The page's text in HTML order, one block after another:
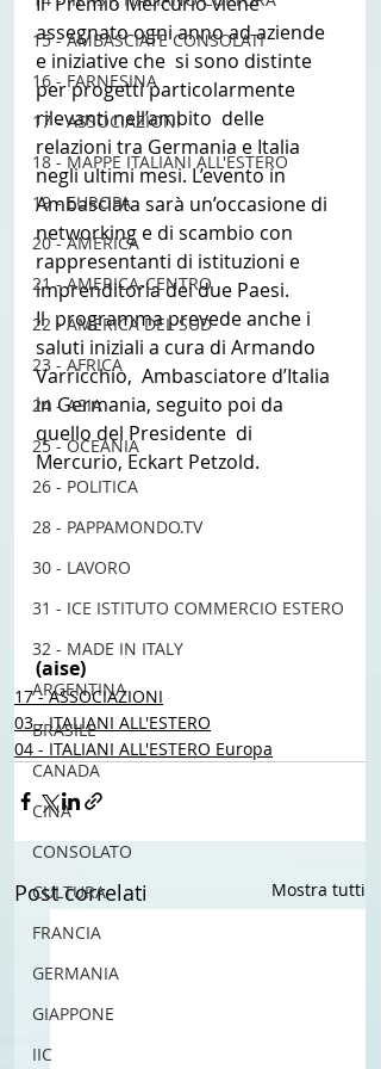
15 - AMBASCIATE CONSOLATI
16 - FARNESINA
17 - ASSOCIAZIONI
18 - MAPPE ITALIANI ALL'ESTERO
19 - EUROPA
20 - AMERICA
21 - AMERICA-CENTRO
22 - AMERICA DEL SUD
23 - AFRICA
24 - ASIA
25 - OCEANIA
26 - POLITICA
28 - PAPPAMONDO.TV
30 - LAVORO
31 - ICE ISTITUTO COMMERCIO ESTERO
32 - MADE IN ITALY
ARGENTINA
BRASILE
CANADA
CINA
CONSOLATO
CULTURA
FRANCIA
GERMANIA
GIAPPONE
IIC
assegnato ogni anno ad aziende
e iniziative che  si sono distinte
per progetti particolarmente
rilevanti nell’ambito  delle
relazioni tra Germania e Italia
negli ultimi mesi. L’evento in
Ambasciata sarà un’occasione di
networking e di scambio con
rappresentanti di istituzioni e
imprenditoria dei due Paesi.
Il  programma prevede anche i
saluti iniziali a cura di Armando
Varricchio,  Ambasciatore d’Italia
in Germania, seguito poi da
quello del Presidente  di
Mercurio, Eckart Petzold.
(aise)
17 - ASSOCIAZIONI
03 - ITALIANI ALL'ESTERO
04 - ITALIANI ALL'ESTERO Europa
Post correlati Mostra tutti